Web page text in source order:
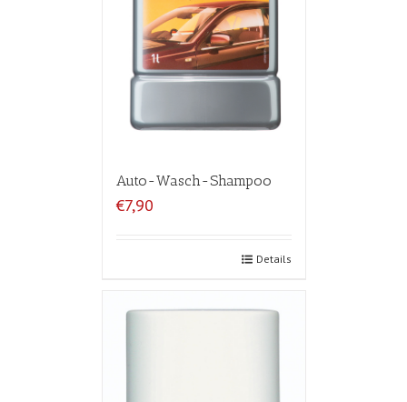
Auto-Wasch-Shampoo
€7,90
Details